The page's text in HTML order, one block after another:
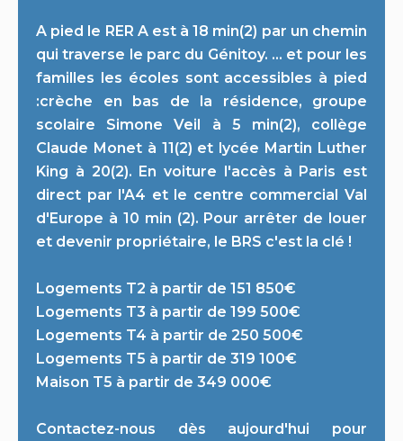
A pied le RER A est à 18 min(2) par un chemin
qui traverse le parc du Génitoy. … et pour les
familles les écoles sont accessibles à pied
:crèche en bas de la résidence, groupe
scolaire Simone Veil à 5 min(2), collège
Claude Monet à 11(2) et lycée Martin Luther
King à 20(2). En voiture l'accès à Paris est
direct par l'A4 et le centre commercial Val
d'Europe à 10 min (2). Pour arrêter de louer
et devenir propriétaire, le BRS c'est la clé !
Logements T2 à partir de 151 850€
Logements T3 à partir de 199 500€
Logements T4 à partir de 250 500€
Logements T5 à partir de 319 100€
Maison T5 à partir de 349 000€
Contactez-nous dès aujourd'hui pour